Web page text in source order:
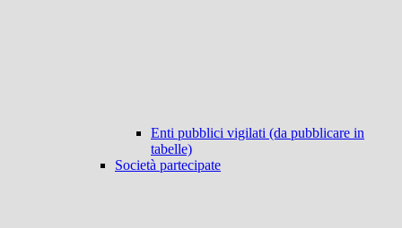
Enti pubblici vigilati (da pubblicare in
tabelle)
Società partecipate